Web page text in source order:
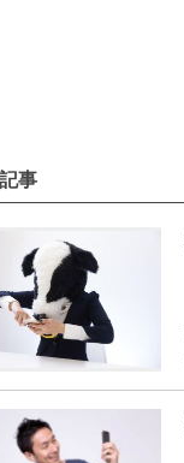
事